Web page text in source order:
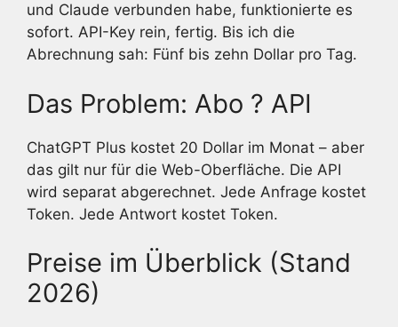
und Claude verbunden habe, funktionierte es
sofort. API-Key rein, fertig. Bis ich die
Abrechnung sah: Fünf bis zehn Dollar pro Tag.
Das Problem: Abo ? API
ChatGPT Plus kostet 20 Dollar im Monat – aber
das gilt nur für die Web-Oberfläche. Die API
wird separat abgerechnet. Jede Anfrage kostet
Token. Jede Antwort kostet Token.
Preise im Überblick (Stand
2026)